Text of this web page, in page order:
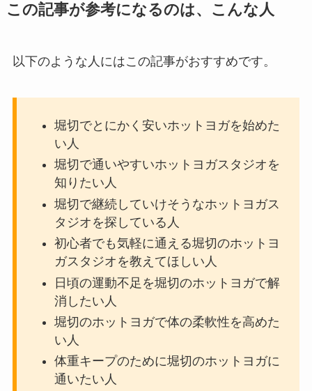
この記事が参考になるのは、こんな人
以下のような人にはこの記事がおすすめです。
堀切でとにかく安いホットヨガを始めた
い人
堀切で通いやすいホットヨガスタジオを
知りたい人
堀切で継続していけそうなホットヨガス
タジオを探している人
初心者でも気軽に通える堀切のホットヨ
ガスタジオを教えてほしい人
日頃の運動不足を堀切のホットヨガで解
消したい人
堀切のホットヨガで体の柔軟性を高めた
い人
体重キープのために堀切のホットヨガに
通いたい人